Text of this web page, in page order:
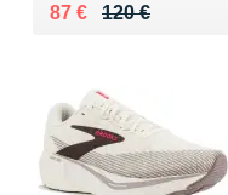
120 €
Au lieu de 120 €
87 €
Vendu 87 €